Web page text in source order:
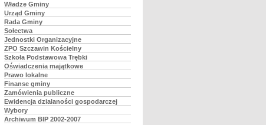
Władze Gminy
Urząd Gminy
Rada Gminy
Sołectwa
Jednostki Organizacyjne
ZPO Szczawin Kościelny
Szkoła Podstawowa Trębki
Oświadczenia majątkowe
Prawo lokalne
Finanse gminy
Zamówienia publiczne
Ewidencja dzialaności gospodarczej
Wybory
Archiwum BIP 2002-2007